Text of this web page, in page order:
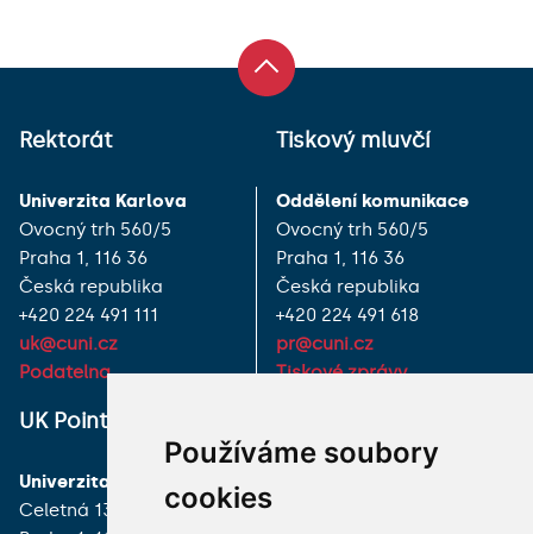
Používáme soubory
cookies
Rektorát
Univerzita Karlova
Ovocný trh 560/5
Praha 1, 116 36
Česká republika
+420 224 491 111
uk@cuni.cz
Podatelna
Tiskový mluvčí
Oddělení komunikace
Ovocný trh 560/5
Praha 1, 116 36
Česká republika
+420 224 491 618
pr@cuni.cz
Tiskové zprávy
UK Point
Univerzita Karlova
Celetná 13